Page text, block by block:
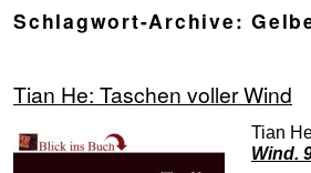
Schlagwort-Archive:
Tian He: Taschen voller Wind
Tian
Wind.